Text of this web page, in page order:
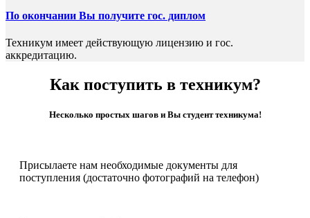
По окончании Вы получите гос. диплом
Техникум имеет действующую лицензию и гос.
аккредитацию.
Как поступить в техникум?
Несколько простых шагов и Вы студент техникума!
Присылаете нам необходимые документы для
поступления (достаточно фотографий на телефон)